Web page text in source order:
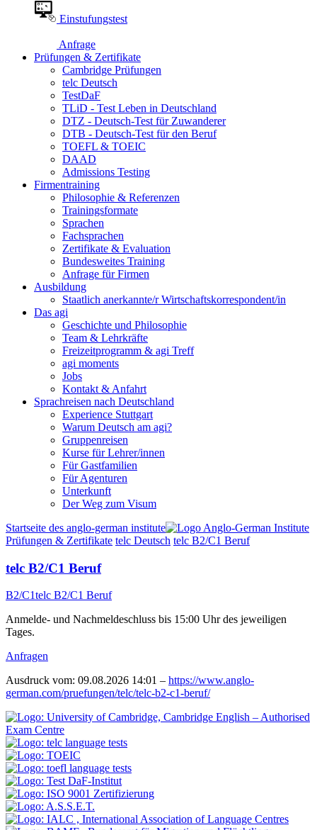
Einstufungstest
Anfrage
Prüfungen & Zertifikate
Cambridge Prüfungen
telc Deutsch
TestDaF
TLiD - Test Leben in Deutschland
DTZ - Deutsch-Test für Zuwanderer
DTB - Deutsch-Test für den Beruf
TOEFL & TOEIC
DAAD
Admissions Testing
Firmentraining
Philosophie & Referenzen
Trainingsformate
Sprachen
Fachsprachen
Zertifikate & Evaluation
Bundesweites Training
Anfrage für Firmen
Ausbildung
Staatlich anerkannte/r Wirtschaftskorrespondent/in
Das agi
Geschichte und Philosophie
Team & Lehrkräfte
Freizeitprogramm & agi Treff
agi moments
Jobs
Kontakt & Anfahrt
Sprachreisen nach Deutschland
Experience Stuttgart
Warum Deutsch am agi?
Gruppenreisen
Kurse für Lehrer/innen
Für Gastfamilien
Für Agenturen
Unterkunft
Der Weg zum Visum
Startseite des anglo-german institute
Prüfungen & Zertifikate telc Deutsch telc B2/C1 Beruf
telc B2/C1 Beruf
B2/C1telc B2/C1 Beruf
Anmelde- und Nachmeldeschluss bis 15:00 Uhr des jeweiligen
Tages.
Anfragen
Ausdruck vom: 09.08.2026 14:01 – https://www.anglo-
german.com/pruefungen/telc/telc-b2-c1-beruf/